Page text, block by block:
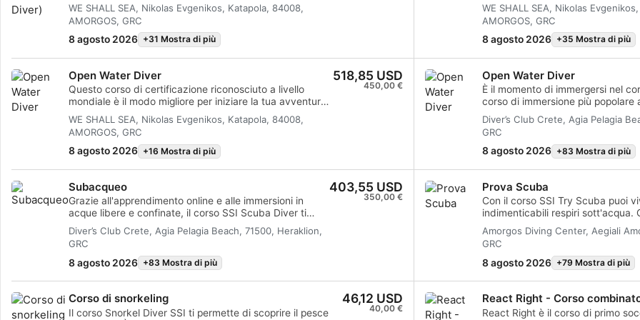
professionista SSI. È un ottimo modo per esplorare
meglio il mondo subacqueo mentre provi a immergerti.
L'intero programma Basic Diver può essere accreditato
per i programmi Scuba Diver o Open Water Diver entro 6
mesi, così potrai fare il passo successivo nella tua
avventura subacquea.
WE SHALL SEA, Nikolas Evgenikos, Katapola, 84008,
AMORGOS, GRC
8 agosto 2026 +31 Mostra di più
personalizzato è combinato con
acqua per assicurarti le
necessarie per sentirti veramente
Otterrai la certificazione SSI Open
WE SHALL SEA, Nikolas
AMORGOS, GRC
8 agosto 2026 +35 Mostra di più
Open Water Diver
Questo corso di certificazione riconosciuto a livello
mondiale è il modo migliore per iniziare la tua avventura
di vita come subacqueo certificato. L'addestramento
personalizzato è combinato con sessioni di pratica in
acqua per assicurarti di avere le competenze e
l'esperienza necessarie per sentirti veramente a tuo agio
sott'acqua. Otterrai la certificazione SSI Open Water
WE SHALL SEA, Nikolas Evgenikos, Katapola, 84008,
AMORGOS, GRC
8 agosto 2026 +16 Mostra di più
518,85 USD
450,00 €
Open Water Diver
È il momento di immergersi nel
corso di immersione più popolare
corso imparerai i fondamenti
compreso tutto ciò che devi
sulle tecniche di
certificazione Open Water Diver
mondo. In qualità di Open Water
l'accompagnamento di un
immersioni.Le calde e limpide
nuovissime attrezzature
un'immersione di addestramento
emozionante.Questo corso dura
sessioni di teoria (circa 40 minuti
acque confinate (spesso
immersioni)4 immersioni in acqua
almeno una o due dalla barca)Se
se hai un figlio di questa età, è
Diver’s Club Crete, Agia Pelagia
GRC
8 agosto 2026 +83 Mostra di più
Subacqueo
Grazie all'apprendimento online e alle immersioni in
acque libere e confinate, il corso SSI Scuba Diver ti
fornisce le basi perfette per diventare un subacqueo
indipendente e sicuro. Imparerai tutto ciò che serve per
le immersioni in acque libere fino a una profondità
massima di 12 metri insieme a un professionista SSI.
Con questo corso completerai circa la metà del corso
certificazione in seguito. Tutto ciò che devi fare è
completare le restanti unità di teoria e di acque libere
Diver’s Club Crete, Agia Pelagia Beach, 71500, Heraklion,
GRC
8 agosto 2026 +83 Mostra di più
403,55 USD
350,00 €
Prova Scuba
Con il corso SSI Try Scuba puoi
indimenticabili respiri sott'acqua.
fianco, potrai immergerti in acque
preoccupazioni e sperimentare la
subacquee. Al termine di questo
ottenuto la tua tessera di
non vedrai l'ora di fare la tua
aspettano e questo corso è solo
Amorgos Diving Center, Aegiali
GRC
8 agosto 2026 +79 Mostra di più
Corso di snorkeling
Il corso Snorkel Diver SSI ti permette di scoprire il pesce
46,12 USD
40,00 €
React Right - Corso
React Right è il corso di primo
Misurare le prestazioni degli annunci
Misurare le prestazioni dei contenuti
Comprendere il pubblico attraverso statistiche o la combinazione di dati provenienti da
fonti diverse
Sviluppare e migliorare i servizi
Utilizzare dati limitati per la selezione dei contenuti
Caratteristiche speciali IAB:
Utilizzare dati di geolocalizzazione precisi
Riconoscere i dispositivi in base a informazioni richieste attivamente
Finalità di trattamento non legate all'AIAB:
Necessario
Prestazione